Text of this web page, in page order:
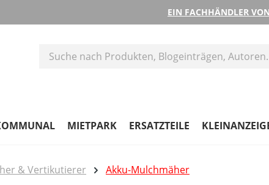
EIN FACHHÄNDLER
MIETPARK ERSATZTEILE
& Vertikutierer Akku-Mulchmäher